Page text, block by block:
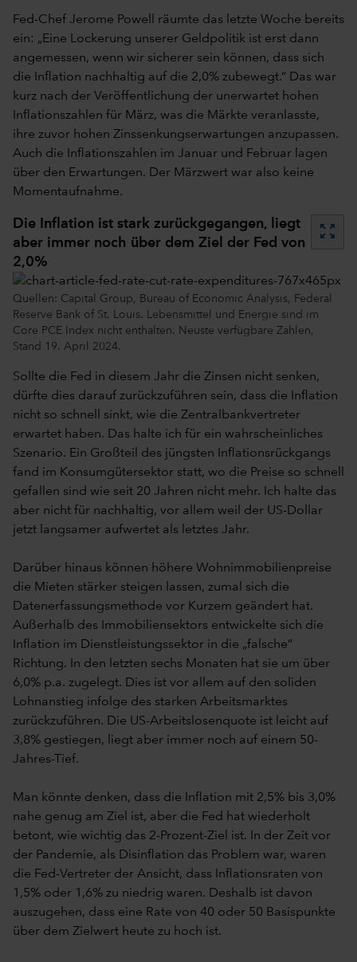
Fed-Chef Jerome Powell räumte das letzte Woche bereits
ein: „Eine Lockerung unserer Geldpolitik ist erst dann
angemessen, wenn wir sicherer sein können, dass sich
die Inflation nachhaltig auf die 2,0% zubewegt.“ Das war
kurz nach der Veröffentlichung der unerwartet hohen
Inflationszahlen für März, was die Märkte veranlasste,
ihre zuvor hohen Zinssenkungserwartungen anzupassen.
Auch die Inflationszahlen im Januar und Februar lagen
über den Erwartungen. Der Märzwert war also keine
Momentaufnahme.
Die Inflation ist stark zurückgegangen, liegt
aber immer noch über dem Ziel der Fed von
2,0%
zoom_out_map
Quellen: Capital Group, Bureau of Economic Analysis, Federal
Reserve Bank of St. Louis. Lebensmittel und Energie sind im
Core PCE Index nicht enthalten. Neuste verfügbare Zahlen,
Stand 19. April 2024.
Sollte die Fed in diesem Jahr die Zinsen nicht senken,
dürfte dies darauf zurückzuführen sein, dass die Inflation
nicht so schnell sinkt, wie die Zentralbankvertreter
erwartet haben. Das halte ich für ein wahrscheinliches
Szenario. Ein Großteil des jüngsten Inflationsrückgangs
fand im Konsumgütersektor statt, wo die Preise so schnell
gefallen sind wie seit 20 Jahren nicht mehr. Ich halte das
aber nicht für nachhaltig, vor allem weil der US-Dollar
jetzt langsamer aufwertet als letztes Jahr.
Darüber hinaus können höhere Wohnimmobilienpreise
die Mieten stärker steigen lassen, zumal sich die
Datenerfassungsmethode vor Kurzem geändert hat.
Außerhalb des Immobiliensektors entwickelte sich die
Inflation im Dienstleistungssektor in die „falsche“
Richtung. In den letzten sechs Monaten hat sie um über
6,0% p.a. zugelegt. Dies ist vor allem auf den soliden
Lohnanstieg infolge des starken Arbeitsmarktes
zurückzuführen. Die US-Arbeitslosenquote ist leicht auf
3,8% gestiegen, liegt aber immer noch auf einem 50-
Jahres-Tief.
Man könnte denken, dass die Inflation mit 2,5% bis 3,0%
nahe genug am Ziel ist, aber die Fed hat wiederholt
betont, wie wichtig das 2-Prozent-Ziel ist. In der Zeit vor
der Pandemie, als Disinflation das Problem war, waren
die Fed-Vertreter der Ansicht, dass Inflationsraten von
1,5% oder 1,6% zu niedrig waren. Deshalb ist davon
auszugehen, dass eine Rate von 40 oder 50 Basispunkte
über dem Zielwert heute zu hoch ist.